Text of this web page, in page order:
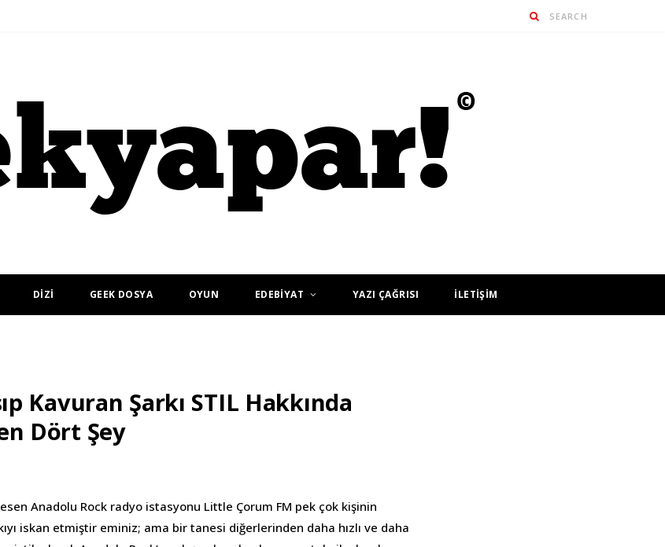
DİZİ GEEK DOSYA OYUN EDEBİYAT YAZI ÇAĞRISI İLETİŞİM
Kavuran Şarkı STIL Hakkında
Dört Şey
esen Anadolu Rock radyo istasyonu Little Çorum FM pek çok kişinin
iskan etmiştir eminiz; ama bir tanesi diğerlerinden daha hızlı ve daha